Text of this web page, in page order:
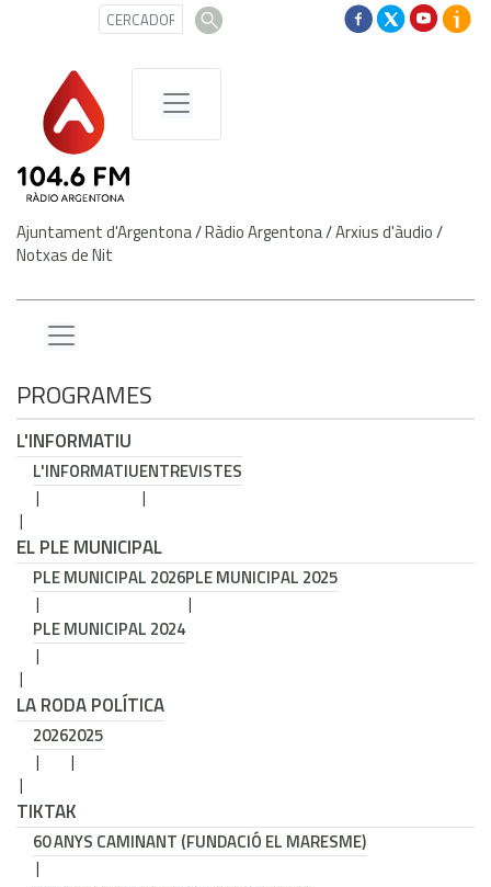
Ajuntament d'Argentona/Ràdio Argentona/Arxius d'àudio/
Notxas de Nit
PROGRAMES
L'INFORMATIU
L'INFORMATIUENTREVISTES
EL PLE MUNICIPAL
PLE MUNICIPAL 2026PLE MUNICIPAL 2025
PLE MUNICIPAL 2024
LA RODA POLÍTICA
20262025
TIKTAK
60 ANYS CAMINANT (FUNDACIÓ EL MARESME)